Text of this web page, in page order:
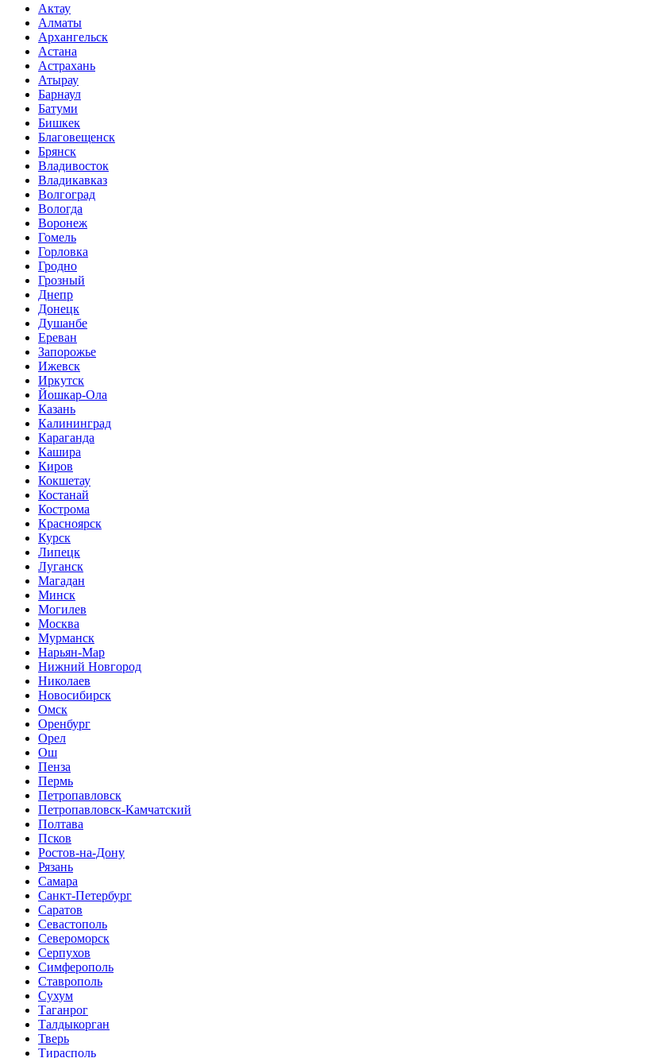
Актау
Алматы
Архангельск
Астана
Астрахань
Атырау
Барнаул
Батуми
Бишкек
Благовещенск
Брянск
Владивосток
Владикавказ
Волгоград
Вологда
Воронеж
Гомель
Горловка
Гродно
Грозный
Днепр
Донецк
Душанбе
Ереван
Запорожье
Ижевск
Иркутск
Йошкар-Ола
Казань
Калининград
Караганда
Кашира
Киров
Кокшетау
Костанай
Кострома
Красноярск
Курск
Липецк
Луганск
Магадан
Минск
Могилев
Москва
Мурманск
Нарьян-Мар
Нижний Новгород
Николаев
Новосибирск
Омск
Оренбург
Орел
Ош
Пенза
Пермь
Петропавловск
Петропавловск-Камчатский
Полтава
Псков
Ростов-на-Дону
Рязань
Самара
Санкт-Петербург
Саратов
Севастополь
Североморск
Серпухов
Симферополь
Ставрополь
Сухум
Таганрог
Tалдыкорган
Тверь
Тирасполь